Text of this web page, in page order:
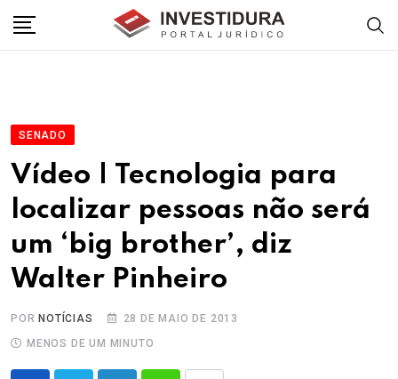
SENADO
Vídeo | Tecnologia para
localizar pessoas não será
um ‘big brother’, diz
Walter Pinheiro
POR NOTÍCIAS
28 DE MAIO DE 2013
MENOS DE UM MINUTO